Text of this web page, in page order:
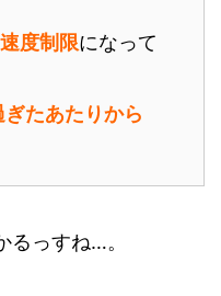
度制限になって
たあたりから
るっすね…。